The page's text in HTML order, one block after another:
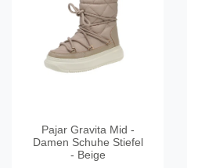
Pajar Gravita Mid -
Damen Schuhe Stiefel
- Beige